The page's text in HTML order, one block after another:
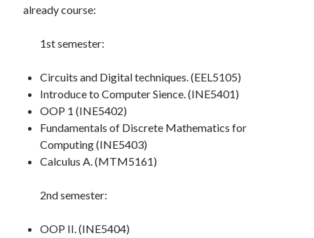
23 24 25
Mar »
Ubuntu 12.04 – Setting up Samba (3.6.3)
Projects – Git Hub
Compile to Teensy 3.0 on Windows using Makefile
Programming atmega8u2 on Arduino Uno using USB Asp
Recent Comments
already course:
1st semester:
Circuits and Digital techniques. (EEL5105)
Introduce to Computer Sience. (INE5401)
OOP 1 (INE5402)
Fundamentals of Discrete Mathematics for
Computing (INE5403)
Calculus A. (MTM5161)
2nd semester:
OOP II. (INE5404)